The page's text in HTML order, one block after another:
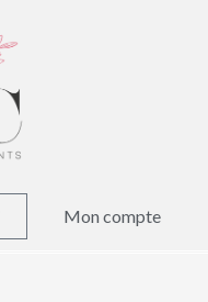
Mon compte